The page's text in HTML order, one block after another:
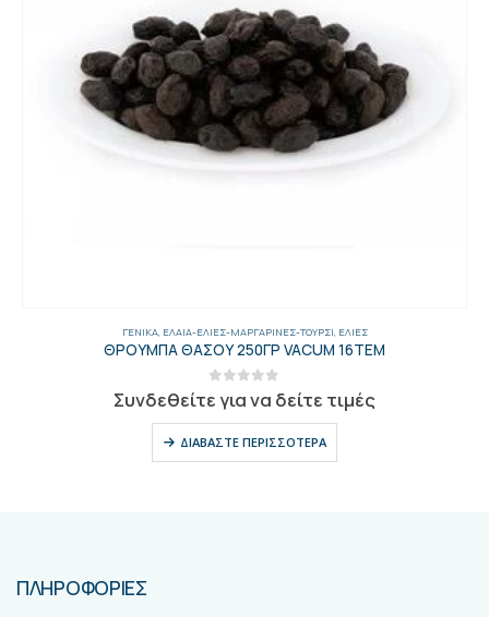
ΓΕΝΙΚΑ, ΈΛΑΙΑ-ΕΛΙΈΣ-ΜΑΡΓΑΡΊΝΕΣ-ΤΟΥΡΣΊ, ΕΛΙΈΣ
ΘΡΟΥΜΠΑ ΘΑΣΟΥ 250ΓΡ VACUM 16ΤΕΜ
out of 5
Συνδεθείτε για να δείτε τιμές
ΔΙΑΒΆΣΤΕ ΠΕΡΙΣΣΌΤΕΡΑ
ΠΛΗΡΟΦΟΡΙΕΣ